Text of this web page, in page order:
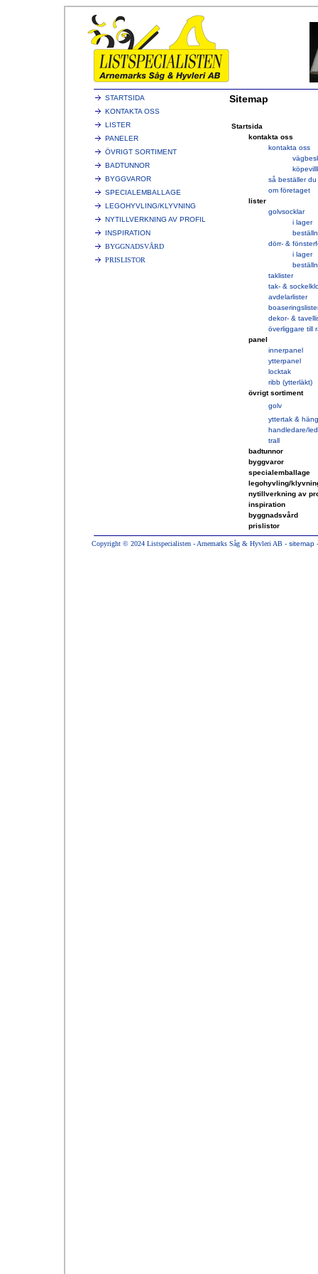
STARTSIDA
KONTAKTA OSS
LISTER
PANELER
ÖVRIGT SORTIMENT
BADTUNNOR
BYGGVAROR
SPECIALEMBALLAGE
LEGOHYVLING/KLYVNING
NYTILLVERKNING AV PROFIL
INSPIRATION
BYGGNADSVÅRD
PRISLISTOR
Sitemap
Startsida
kontakta oss
kontakta oss
så beställer du
om företaget
lister
golvsocklar
i lager
dörr- &
i lager
taklister
tak- &
avdelarlister
dekor- &
överliggare till
panel
innerpanel
ytterpanel
locktak
ribb (ytterläkt)
övrigt sortiment
golv
yttertak &
handledare/
trall
badtunnor
byggvaror
specialemballage
legohyvling/
nytillverkning av
inspiration
byggnadsvård
prislistor
Copyright © 2024 Listspecialisten - Arnemarks Såg & Hyvleri AB - sitemap